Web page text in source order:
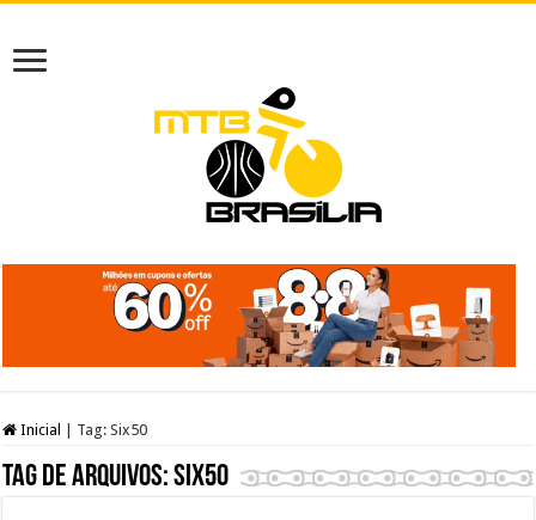
Inicial Tag:Six50
Tag de arquivos:Six50